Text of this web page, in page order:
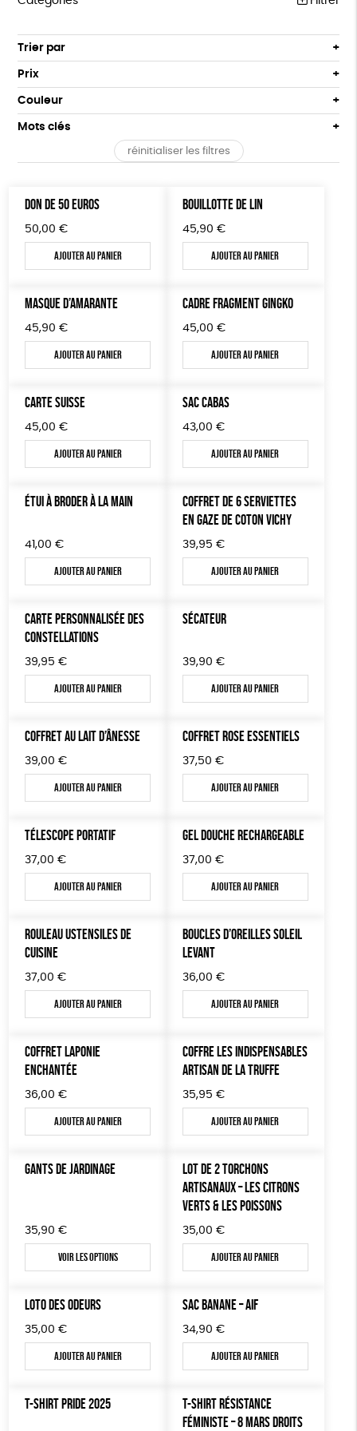
PRODUITS MILITANTS
PAPETERIE
LIVRES
LIVRES ADULTES
LIVRES ADOLESCENTS
JEUX
BIEN-ÊTRE
BIJOUX
ÉPICERIE
MAISON
Trier par
Par défaut
Popularité
Prix : du - cher au + cher
Prix : du + cher au - cher
Prix
0 € - 50 €
Couleur
Blanc Pur
vert
vert amande violet
Mots clés
Biodégradable Cosme Bio
Social ESAT Fabriqué en Europe
réinitialiser les filtres
DON DE 50 EUROS
50,00 €
Ajouter au panier
BOUILLOTTE DE LIN
45,90 €
Ajouter au panier
MASQUE D’AMARANTE
45,90 €
Ajouter au panier
CADRE FRAGMENT GINGKO
45,00 €
Ajouter au panier
CARTE SUISSE
45,00 €
Ajouter au panier
SAC CABAS
43,00 €
Ajouter au panier
ÉTUI À BRODER À LA MAIN
41,00 €
Ajouter au panier
COFFRET DE 6 SERVIETTES
EN GAZE DE COTON VICHY
39,95 €
Ajouter au panier
CARTE PERSONNALISÉE DES
CONSTELLATIONS
39,95 €
Ajouter au panier
SÉCATEUR
39,90 €
Ajouter au panier
COFFRET AU LAIT D’ÂNESSE
39,00 €
Ajouter au panier
COFFRET ROSE ESSENTIELS
37,50 €
Ajouter au panier
TÉLESCOPE PORTATIF
37,00 €
Ajouter au panier
GEL DOUCHE RECHARGEABLE
37,00 €
Ajouter au panier
ROULEAU USTENSILES DE
CUISINE
37,00 €
Ajouter au panier
BOUCLES D’OREILLES SOLEIL
LEVANT
36,00 €
Ajouter au panier
COFFRET LAPONIE
ENCHANTÉE
36,00 €
Ajouter au panier
COFFRE LES INDISPENSABLES
ARTISAN DE LA TRUFFE
35,95 €
Ajouter au panier
GANTS DE JARDINAGE
35,90 €
Voir les options
LOT DE 2 TORCHONS
ARTISANAUX – LES CITRONS
VERTS & LES POISSONS
35,00 €
Ajouter au panier
LOTO DES ODEURS
35,00 €
Ajouter au panier
SAC BANANE – AIF
34,90 €
Ajouter au panier
T-SHIRT PRIDE 2025
T-SHIRT RÉSISTANCE
FÉMINISTE – 8 MARS DROITS